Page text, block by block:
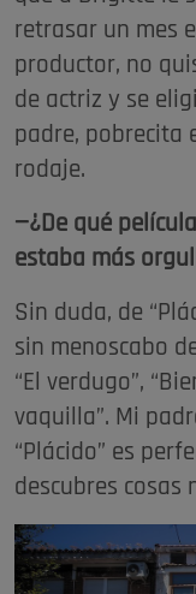
retrasar un mes
productor, no
de actriz y se
padre, pobrecita
rodaje.
—¿De qué
estaba más
Sin duda, de
sin menoscabo
“El verdugo”,
vaquilla”. Mi
“Plácido” es
descubres cosas